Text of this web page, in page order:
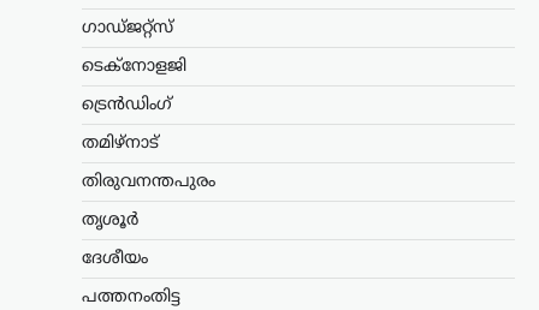
ഗാഡ്ജറ്റ്സ്
ടെക്നോളജി
ട്രെൻഡിംഗ്
തമിഴ്നാട്
തിരുവനന്തപുരം
തൃശൂർ
ദേശീയം
പത്തനംതിട്ട
സെക്രട്ടറി കൂടിയായ കെ.സി.
വേണുഗോപാൽ എം.പി. പ്രതികരിച്ചു.
വിഷയവുമായി ബന്ധപ്പെട്ട…
സിനിമ
‘നല്ലത് ചെയ്താൽ
ആരായാലും
പ്രശംസിക്കും’; ‘സംഘി’
മറുപടിയുമായി ആർ.
മാധവൻ